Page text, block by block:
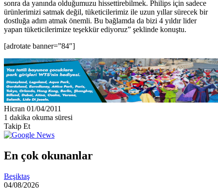
sonra da yanında olduğumuzu hissettirebilmek. Philips için sadece
ürünlerimizi satmak değil, tüketicilerimiz ile uzun yıllar sürecek bir
dostluğa adım atmak önemli. Bu bağlamda da bizi 4 yıldır lider
yapan tüketicilerimize teşekkür ediyoruz” şeklinde konuştu.
[adrotate banner=”84″]
Hicran Bir
e-
posta
göndermek
01/04/2011
1 dakika okuma süresi
Takip Et
En çok okunanlar
Beşiktaş
04/08/2026